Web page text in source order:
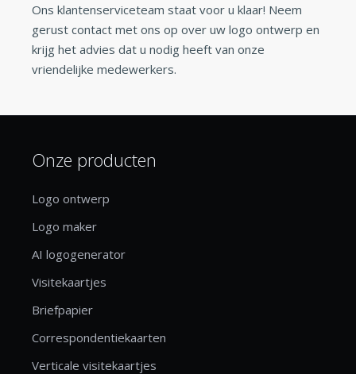
Ons klantenserviceteam staat voor u klaar! Neem
gerust contact met ons op over uw logo ontwerp en
krijg het advies dat u nodig heeft van onze
vriendelijke medewerkers.
Onze producten
Logo ontwerp
Logo maker
AI logogenerator
Visitekaartjes
Briefpapier
Correspondentiekaarten
Verticale visitekaartjes